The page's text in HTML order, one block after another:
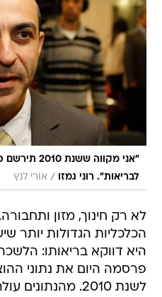
"אני מקווה
לבריאות". רוני גמזו
אורי לנץ
לא רק חינוך, מזון
היא דווקא בריאותו:
פרסמה היום את נתוני
לשנת 2010.
הלאומית לבריאות היא